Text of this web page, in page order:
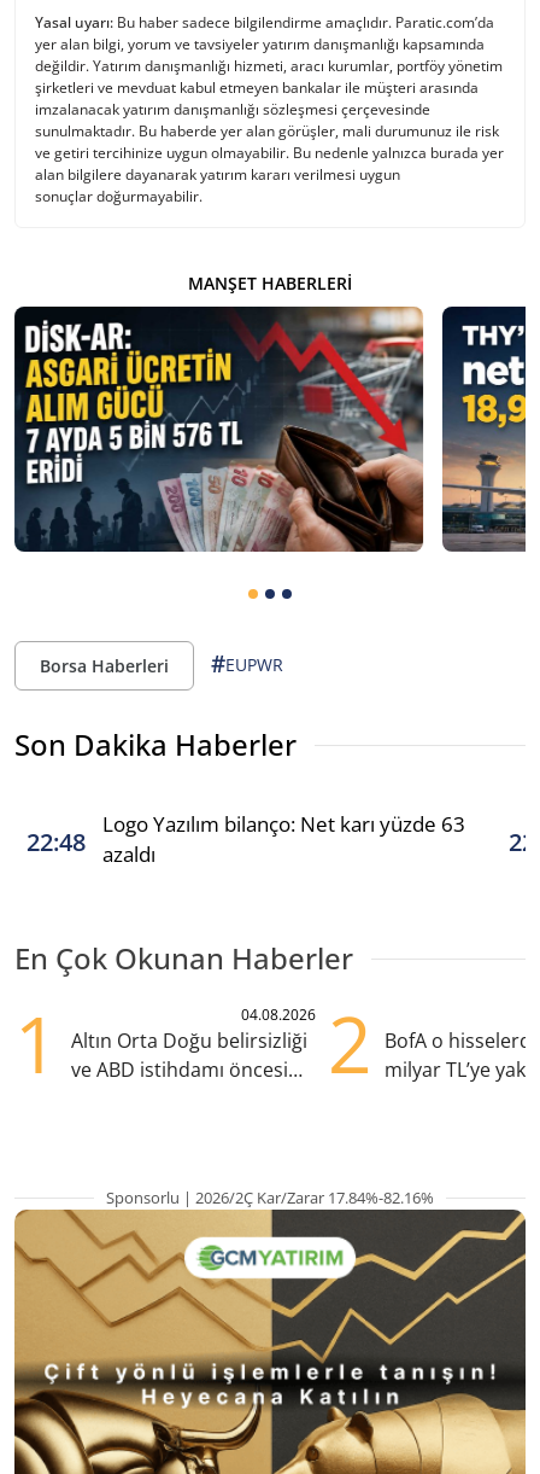
Yasal uyarı: Bu haber sadece bilgilendirme amaçlıdır. Paratic.com’da
yer alan bilgi, yorum ve tavsiyeler yatırım danışmanlığı kapsamında
değildir. Yatırım danışmanlığı hizmeti, aracı kurumlar, portföy yönetim
şirketleri ve mevduat kabul etmeyen bankalar ile müşteri arasında
imzalanacak yatırım danışmanlığı sözleşmesi çerçevesinde
sunulmaktadır. Bu haberde yer alan görüşler, mali durumunuz ile risk
ve getiri tercihinize uygun olmayabilir. Bu nedenle yalnızca burada yer
alan bilgilere dayanarak yatırım kararı verilmesi uygun
sonuçlar doğurmayabilir.
MANŞET HABERLERI
Borsa Haberleri #EUPWR
Son Dakika Haberler
22:48
Logo Yazılım bilanço: Net karı yüzde 63
azaldı
En Çok Okunan Haberler
1 04.08.2026
Altın Orta Doğu belirsizliği
ve ABD istihdamı öncesi
2
BofA o
milyar TL’ye
Sponsorlu | 2026/2Ç Kar/Zarar 17.84%-82.16%